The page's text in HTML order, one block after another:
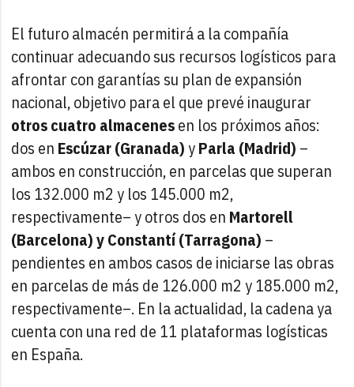
El futuro almacén permitirá a la compañía
continuar adecuando sus recursos logísticos para
afrontar con garantías su plan de expansión
nacional, objetivo para el que prevé inaugurar
otros cuatro almacenesen los próximos años:
dos en Escúzar (Granada)yParla (Madrid) –
ambos en construcción, en parcelas que superan
los 132.000 m2 y los 145.000 m2,
respectivamente– y otros dos en Martorell
(Barcelona) y Constantí (Tarragona) –
pendientes en ambos casos de iniciarse las obras
en parcelas de más de 126.000 m2 y 185.000 m2,
respectivamente–. En la actualidad, la cadena ya
cuenta con una red de 11 plataformas logísticas
en España.